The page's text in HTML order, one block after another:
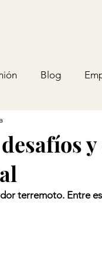
Blog
terremoto. Entre